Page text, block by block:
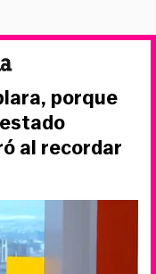
porque
al recordar